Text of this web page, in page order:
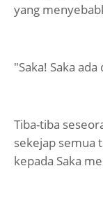
yang
"Saka! Saka ada
Tiba-tiba
sekejap semua
kepada Saka